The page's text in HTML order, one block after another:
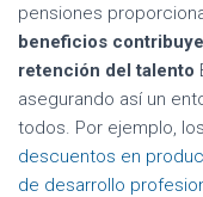
pensiones
beneficios
retención del talento
asegurando así un
todos. Por ejemplo,
descuentos en
de desarrollo